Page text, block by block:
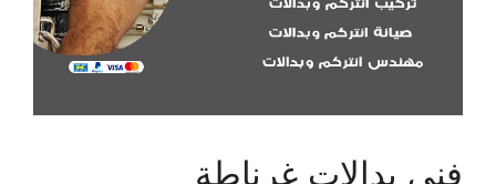
فني بدالات غرناطة